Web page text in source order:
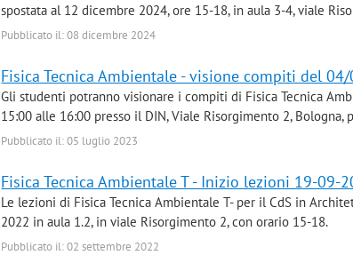
spostata al 12 dicembre 2024, ore 15-18, in aula 3-4, viale
Pubblicato il: 08 dicembre 2024
Fisica Tecnica Ambientale - visione compiti del
Gli studenti potranno visionare i compiti di Fisica Tecnica
15:00 alle 16:00 presso il DIN, Viale Risorgimento 2, Bologna,
Pubblicato il: 05 luglio 2023
Fisica Tecnica Ambientale T - Inizio lezioni 19-09-
Le lezioni di Fisica Tecnica Ambientale T- per il CdS in
2022 in aula 1.2, in viale Risorgimento 2, con orario 15-18.
Pubblicato il: 02 settembre 2022